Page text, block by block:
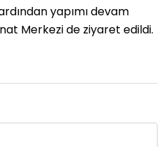
yapımı devam
Merkezi de ziyaret edildi.